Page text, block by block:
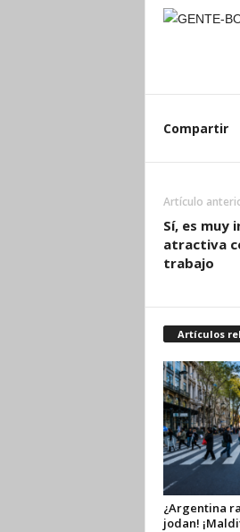
Compartir
Artículo
Sí, es muy
atractiva
trabajo
Artículos
¿Argentina
jodan!